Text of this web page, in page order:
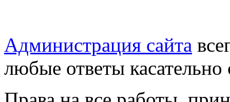
Администрация сайта
любые ответы касательно